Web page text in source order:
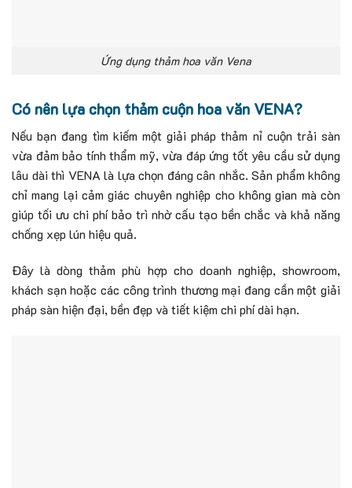
Ứng dụng thảm hoa văn Vena
Có nên lựa chọn thảm cuộn hoa văn VENA?
Nếu bạn đang tìm kiếm một giải pháp thảm nỉ cuộn trải sàn
vừa đảm bảo tính thẩm mỹ, vừa đáp ứng tốt yêu cầu sử dụng
lâu dài thì VENA là lựa chọn đáng cân nhắc. Sản phẩm không
chỉ mang lại cảm giác chuyên nghiệp cho không gian mà còn
giúp tối ưu chi phí bảo trì nhờ cấu tạo bền chắc và khả năng
chống xẹp lún hiệu quả.
Đây là dòng thảm phù hợp cho doanh nghiệp, showroom,
khách sạn hoặc các công trình thương mại đang cần một giải
pháp sàn hiện đại, bền đẹp và tiết kiệm chi phí dài hạn.